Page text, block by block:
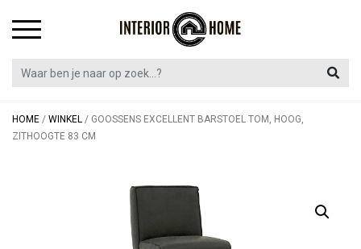
HOME / WINKEL / GOOSSENS EXCELLENT BARSTOEL TOM, HOOG,
ZITHOOGTE 83 CM